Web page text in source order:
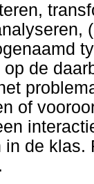
de
of
in de